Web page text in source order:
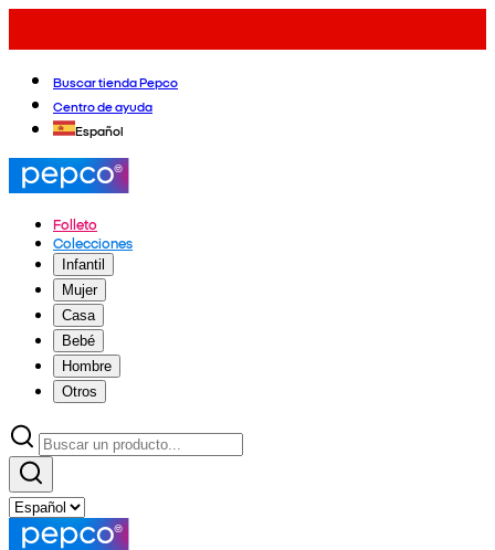
Buscar tienda Pepco
Centro de ayuda
Español
Folleto
Colecciones
Infantil
Mujer
Casa
Bebé
Hombre
Otros